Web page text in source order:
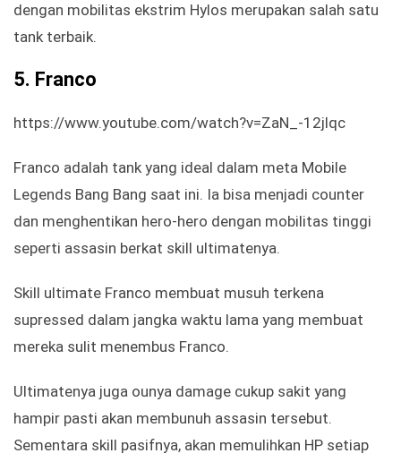
dengan mobilitas ekstrim Hylos merupakan salah satu
tank terbaik.
5. Franco
https://www.youtube.com/watch?v=ZaN_-12jlqc
Franco adalah tank yang ideal dalam meta Mobile
Legends Bang Bang saat ini. Ia bisa menjadi counter
dan menghentikan hero-hero dengan mobilitas tinggi
seperti assasin berkat skill ultimatenya.
Skill ultimate Franco membuat musuh terkena
supressed dalam jangka waktu lama yang membuat
mereka sulit menembus Franco.
Ultimatenya juga ounya damage cukup sakit yang
hampir pasti akan membunuh assasin tersebut.
Sementara skill pasifnya, akan memulihkan HP setiap